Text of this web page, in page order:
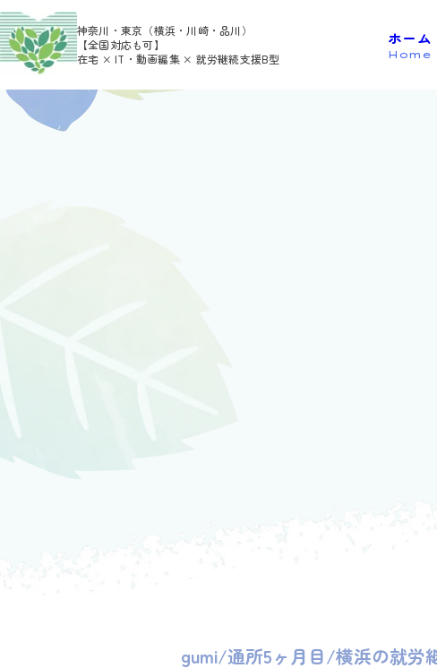
神奈川・東京（横浜・川崎・品川）
【全国対応も可】
在宅 × IT・動画編集 × 就労継続支援B型
ホーム
Home
HOME > 利用者さんの日報
gumi/通所5ヶ月目/横浜の就労